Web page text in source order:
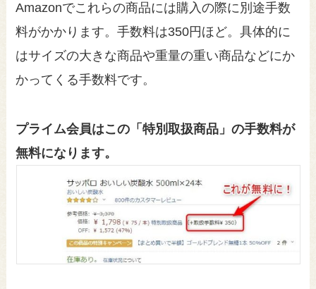
Amazonでこれらの商品には購入の際に別途手数
料がかかります。手数料は350円ほど。具体的に
はサイズの大きな商品や重量の重い商品などにか
かってくる手数料です。
プライム会員はこの「特別取扱商品」の手数料が
無料になります。